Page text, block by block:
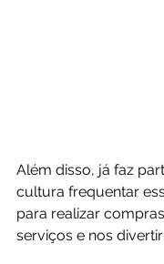
Além disso, já faz
cultura frequentar
para realizar
serviços e nos